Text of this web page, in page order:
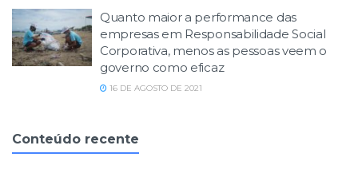
Quanto maior a performance das
empresas em Responsabilidade Social
Corporativa, menos as pessoas veem o
governo como eficaz
16 DE AGOSTO DE 2021
Conteúdo recente